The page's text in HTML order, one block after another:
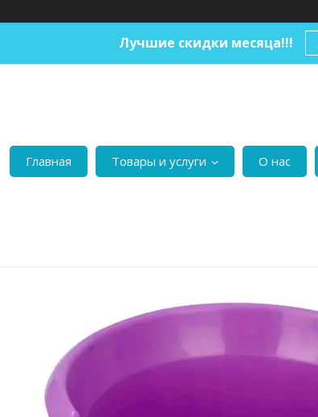
Лучшие скидки месяца!!!
Главная Товары и услуги О нас